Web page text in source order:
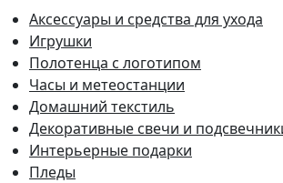
Аксессуары и средства для ухода
Игрушки
Полотенца с логотипом
Часы и метеостанции
Домашний текстиль
Декоративные свечи и
Интерьерные подарки
Пледы